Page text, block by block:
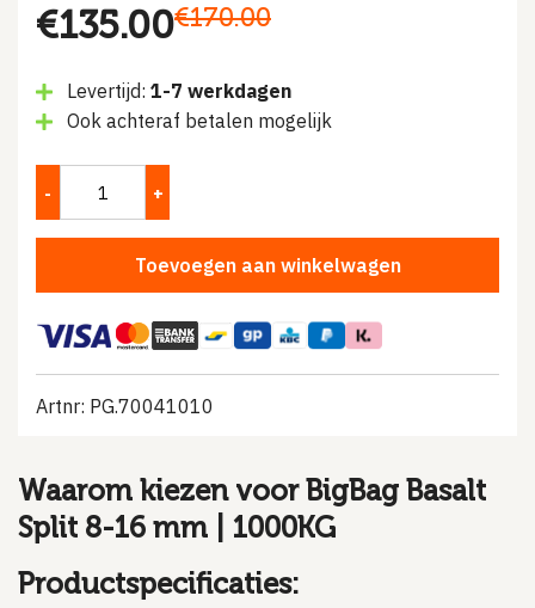
€170.00
Oorspronkelijke
was:
€170.00.
€135.00
Huidige
is:
€135.00.
Levertijd: 1-7 werkdagen
Ook achteraf betalen mogelijk
Toevoegen aan winkelwagen
Artnr: PG.70041010
Waarom kiezen voor BigBag Basalt
Split 8-16 mm | 1000KG
Productspecificaties: